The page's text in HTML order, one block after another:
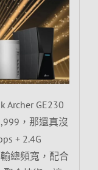
Archer GE230
，那還真沒
+ 2.4G
總頻寬，配合